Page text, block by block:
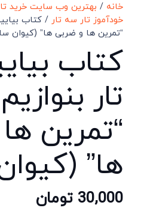
خانه / بهترین وب سایت خرید
خودآموز تار سه تار/ کتاب
“تمرین ها و ضربی ها” (کیوان
کتاب
تار
“تمرین
ها”
30,000 تومان